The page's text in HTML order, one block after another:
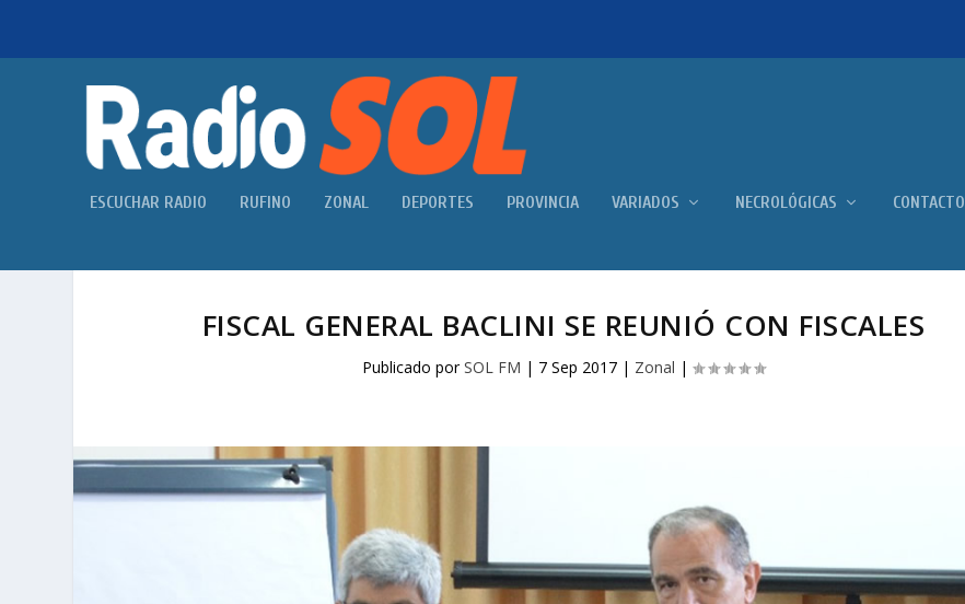
ESCUCHAR RADIO RUFINO ZONAL DEPORTES PROVINCIA VARIADOS NECROLÓGICAS CONTACTO
FISCAL GENERAL BACLINI SE REUNIÓ CON FISCALES
Publicado porSOL FM | 7 Sep 2017| Zonal |